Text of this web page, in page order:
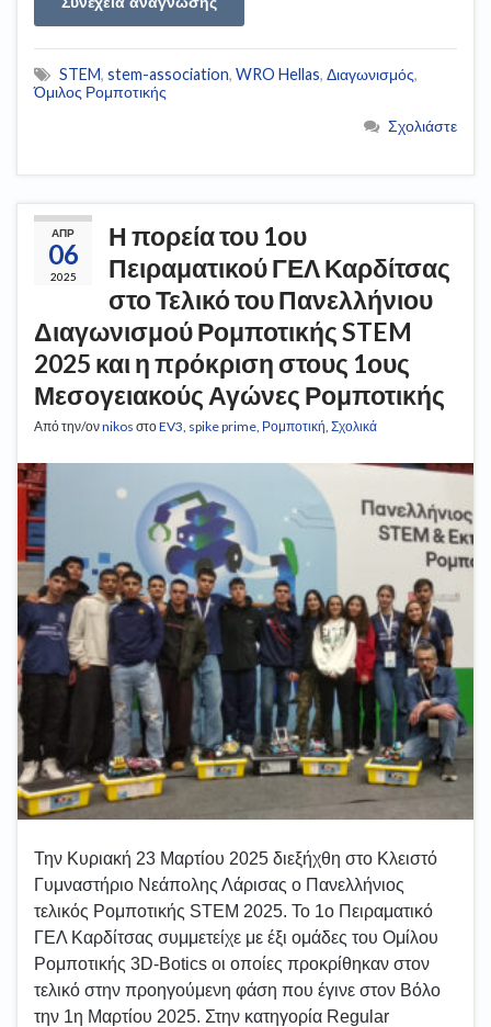
STEM, stem-association, WRO Hellas, Διαγωνισμός,
Όμιλος Ρομποτικής
Σχολιάστε
ΑΠΡ
06
2025
Η πορεία του 1ου
Πειραματικού ΓΕΛ Καρδίτσας
στο Τελικό του Πανελλήνιου
Διαγωνισμού Ρομποτικής STEM
2025 και η πρόκριση στους 1ους
Μεσογειακούς Αγώνες Ρομποτικής
Από την/ονnikos στοEV3, spike prime, Ρομποτική, Σχολικά
Την Κυριακή 23 Μαρτίου 2025 διεξήχθη στο Κλειστό
Γυμναστήριο Νεάπολης Λάρισας ο Πανελλήνιος
τελικός Ρομποτικής STEM 2025. Το 1ο Πειραματικό
ΓΕΛ Καρδίτσας συμμετείχε με έξι ομάδες του Ομίλου
Ρομποτικής 3D-Botics οι οποίες προκρίθηκαν στον
τελικό στην προηγούμενη φάση που έγινε στον Βόλο
την 1η Μαρτίου 2025. Στην κατηγορία Regular